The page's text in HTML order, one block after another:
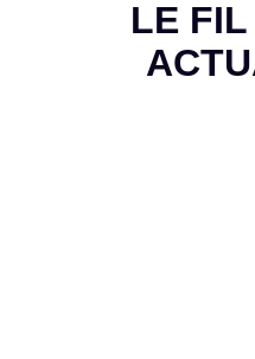
LE FIL